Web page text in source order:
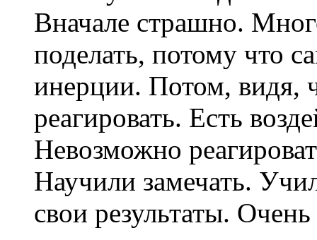
Вначале страшно.
поделать, потому что
инерции. Потом, видя,
реагировать. Есть
Невозможно
Научили замечать.
свои результаты.